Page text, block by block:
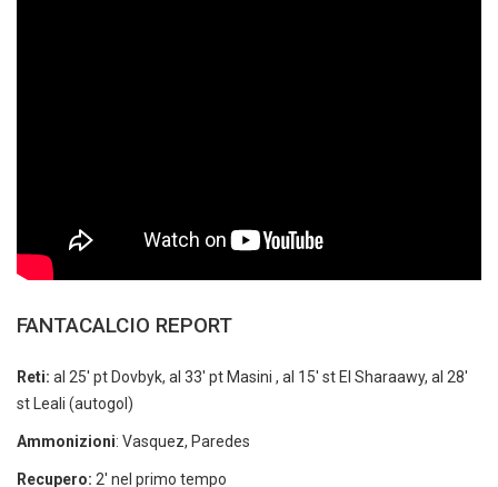
FANTACALCIO REPORT
Reti: al 25′ pt Dovbyk, al 33′ pt Masini , al 15′ st El Sharaawy, al 28′
st Leali (autogol)
Ammonizioni: Vasquez, Paredes
Recupero: 2′ nel primo tempo